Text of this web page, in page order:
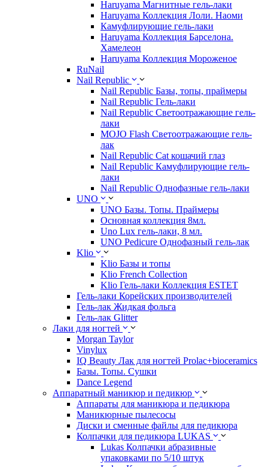
Haruyama Магнитные гель-лаки
Haruyama Коллекция Лоли. Наоми
Камуфлирующие гель-лаки
Haruyama Коллекция Барселона.
Хамелеон
Haruyama Коллекция Мороженое
RuNail
Nail Republic
Nail Republic Базы, топы, праймеры
Nail Republic Гель-лаки
Nail Republic Светоотражающие гель-
лаки
MOJO Flash Светоотражающие гель-
лак
Nail Republic Cat кошачий глаз
Nail Republic Камуфлирующие гель-
лаки
Nail Republic Однофазные гель-лаки
UNO
UNO Базы. Топы. Праймеры
Основная коллекция 8мл.
Uno Lux гель-лаки, 8 мл.
UNO Pedicure Однофазный гель-лак
Klio
Klio Базы и топы
Klio French Collection
Klio Гель-лаки Коллекция ESTET
Гель-лаки Корейских производителей
Гель-лак Жидкая фольга
Гель-лак Glitter
Лаки для ногтей
Morgan Taylor
Vinylux
IQ Beauty Лак для ногтей Prolac+bioceramics
Базы. Топы. Сушки
Dance Legend
Аппаратный маникюр и педикюр
Аппараты для маникюра и педикюра
Маникюрные пылесосы
Диски и сменные файлы для педикюра
Колпачки для педикюра LUKAS
Lukas Колпачки абразивные
упаковками по 5/10 штук